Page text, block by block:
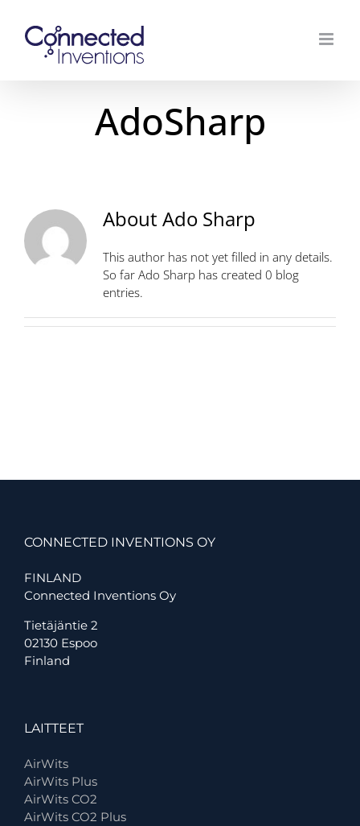
content
AdoSharp
About Ado Sharp
This author has not yet filled in any details.
So far Ado Sharp has created 0 blog
entries.
CONNECTED INVENTIONS OY
FINLAND
Connected Inventions Oy
Tietäjäntie 2
02130 Espoo
Finland
LAITTEET
AirWits
AirWits Plus
AirWits CO2
AirWits CO2 Plus